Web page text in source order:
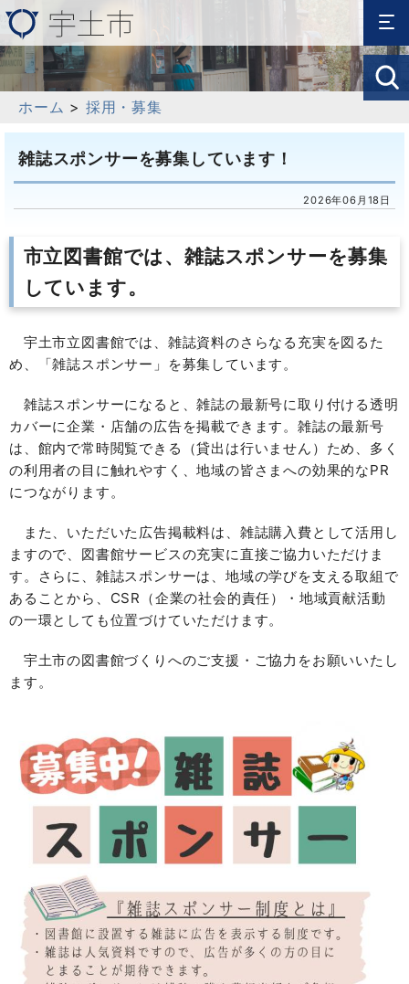
ホーム > 採用・募集
雑誌スポンサーを募集しています！
2026年06月18日
市立図書館では、雑誌スポンサーを募集
しています。
宇土市立図書館では、雑誌資料のさらなる充実を図るた
め、「雑誌スポンサー」を募集しています。
雑誌スポンサーになると、雑誌の最新号に取り付ける透明
カバーに企業・店舗の広告を掲載できます。雑誌の最新号
は、館内で常時閲覧できる（貸出は行いません）ため、多く
の利用者の目に触れやすく、地域の皆さまへの効果的なPR
につながります。
また、いただいた広告掲載料は、雑誌購入費として活用し
ますので、図書館サービスの充実に直接ご協力いただけま
す。さらに、雑誌スポンサーは、地域の学びを支える取組で
あることから、CSR（企業の社会的責任）・地域貢献活動
の一環としても位置づけていただけます。
宇土市の図書館づくりへのご支援・ご協力をお願いいたし
ます。